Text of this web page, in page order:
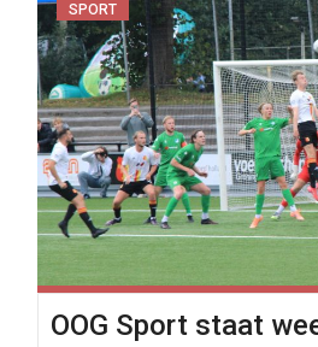
SPORT
OOG Sport staat